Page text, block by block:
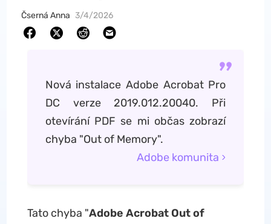
Čserná Anna 3/4/2026
Nová instalace Adobe Acrobat Pro
DC verze 2019.012.20040. Při
otevírání PDF se mi občas zobrazí
chyba "Out of Memory".
Adobe komunita
Tato chyba "Adobe Acrobat Out of